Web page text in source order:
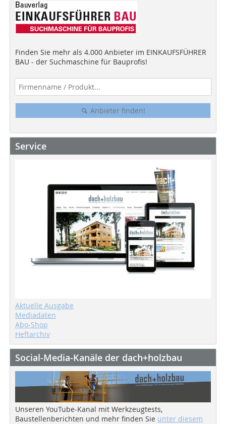
Finden Sie mehr als 4.000 Anbieter im EINKAUFSFÜHRER
BAU - der Suchmaschine für Bauprofis!
Anbieter finden!
Service
Aktuelle Ausgabe
Mediadaten
Abo-Shop
Heftarchiv
Social-Media-Kanäle der dach+holzbau
Unseren YouTube-Kanal mit Werkzeugtests,
Baustellenberichten und mehr finden Sie unter diesem